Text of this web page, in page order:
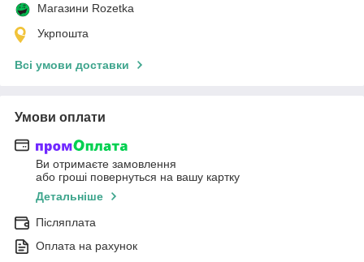
Магазини Rozetka
Укрпошта
Всі умови доставки
Умови оплати
Ви отримаєте замовлення
або гроші повернуться на вашу картку
Детальніше
Післяплата
Оплата на рахунок